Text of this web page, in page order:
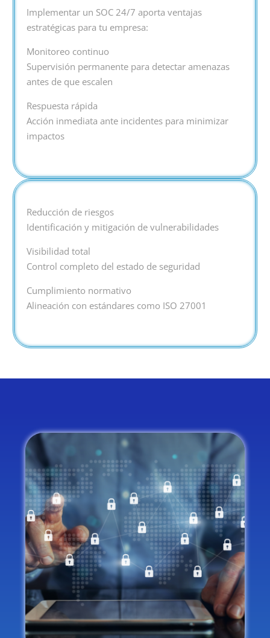
Implementar un SOC 24/7 aporta ventajas
estratégicas para tu empresa:
Monitoreo continuo
Supervisión permanente para detectar amenazas
antes de que escalen
Respuesta rápida
Acción inmediata ante incidentes para minimizar
impactos
Reducción de riesgos
Identificación y mitigación de vulnerabilidades
Visibilidad total
Control completo del estado de seguridad
Cumplimiento normativo
Alineación con estándares como ISO 27001